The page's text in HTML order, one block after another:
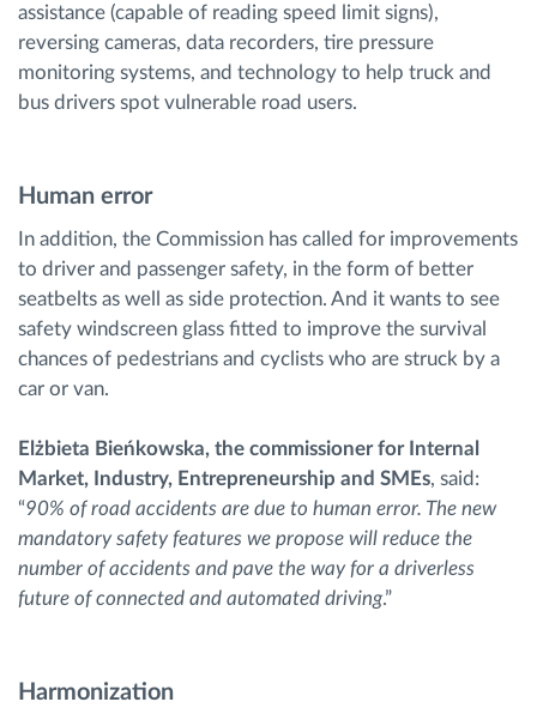
assistance (capable of reading speed limit signs),
reversing cameras, data recorders, tire pressure
monitoring systems, and technology to help truck and
bus drivers spot vulnerable road users.
Human error
In addition, the Commission has called for improvements
to driver and passenger safety, in the form of better
seatbelts as well as side protection. And it wants to see
safety windscreen glass fitted to improve the survival
chances of pedestrians and cyclists who are struck by a
car or van.
Elżbieta Bieńkowska, the commissioner for Internal
Market, Industry, Entrepreneurship and SMEs, said:
“90% of road accidents are due to human error. The new
mandatory safety features we propose will reduce the
number of accidents and pave the way for a driverless
future of connected and automated driving.”
Harmonization